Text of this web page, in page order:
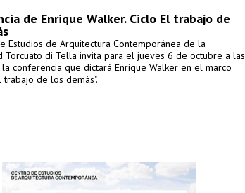
de Enrique Walker. Ciclo El trabajo de
Estudios de Arquitectura Contemporánea de la
Torcuato di Tella invita para el jueves 6 de octubre a las
la conferencia que dictará Enrique Walker en el marco
trabajo de los demás".